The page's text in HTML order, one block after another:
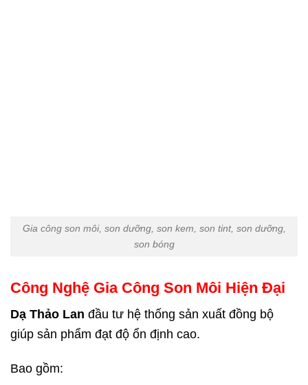
Gia công son môi, son dưỡng, son kem, son tint, son dưỡng,
son bóng
Công Nghệ Gia Công Son Môi Hiện Đại
Dạ Thảo Lan đầu tư hệ thống sản xuất đồng bộ
giúp sản phẩm đạt độ ổn định cao.
Bao gồm: